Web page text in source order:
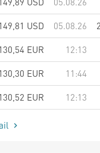
USD 05.08.26
EUR
12:13
EUR
11:44
EUR 12:13